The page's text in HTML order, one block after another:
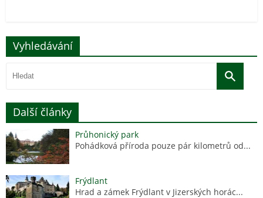
Vyhledávání
Další články
Průhonický park
Pohádková příroda pouze pár kilometrů od...
Frýdlant
Hrad a zámek Frýdlant v Jizerských horác...